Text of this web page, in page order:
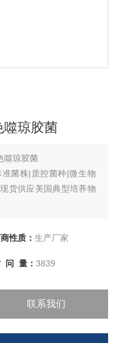
噬琼胶菌
噬琼胶菌
菌株|质控菌种|微生物
货供应美国典型培养物
性质： 生产厂家
问 量： 3839
联系我们